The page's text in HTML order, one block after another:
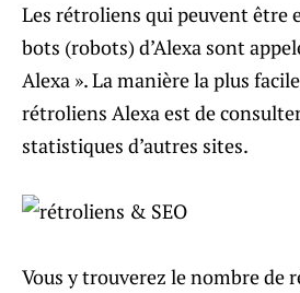
Les rétroliens qui peuvent être
bots (robots) d’Alexa sont
Alexa ». La manière la plus
rétroliens Alexa est de
statistiques d’autres sites.
Vous y trouverez le nombre de